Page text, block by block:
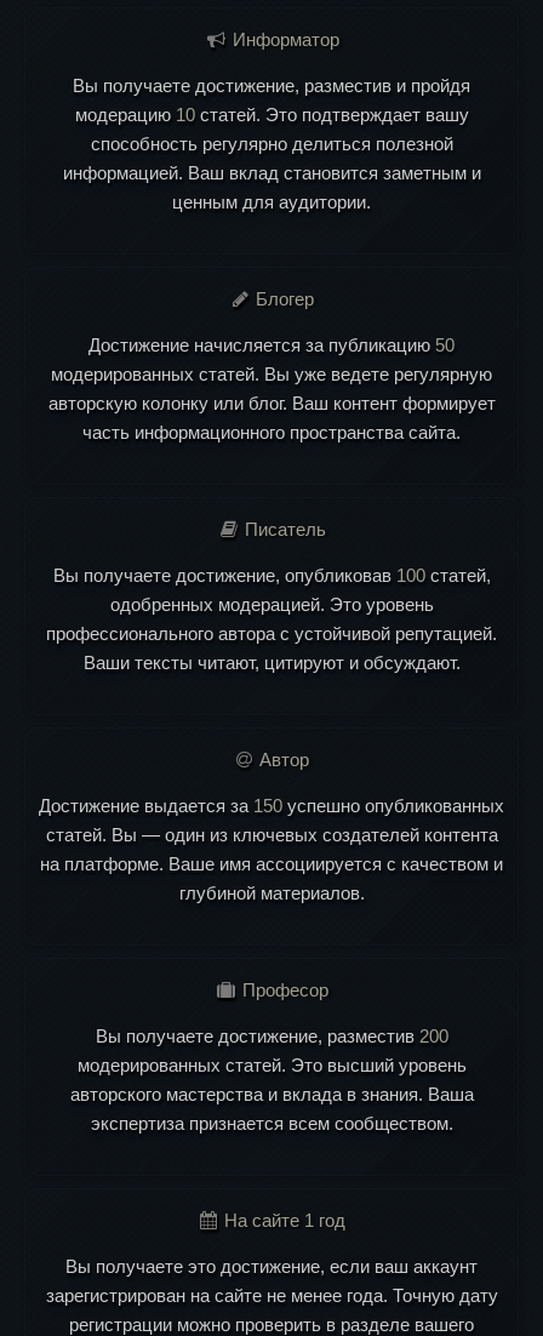
Информатор
Вы получаете достижение, разместив и пройдя
модерацию 10статей. Это подтверждает вашу
способность регулярно делиться полезной
информацией. Ваш вклад становится заметным и
ценным для аудитории.
Блогер
Достижение начисляется за публикацию 50
модерированных статей. Вы уже ведете регулярную
авторскую колонку или блог. Ваш контент формирует
часть информационного пространства сайта.
Писатель
Вы получаете достижение, опубликовав 100статей,
одобренных модерацией. Это уровень
профессионального автора с устойчивой репутацией.
Ваши тексты читают, цитируют и обсуждают.
Автор
Достижение выдается за 150 успешно опубликованных
статей. Вы — один из ключевых создателей контента
на платформе. Ваше имя ассоциируется с качеством и
глубиной материалов.
Професор
Вы получаете достижение, разместив 200
модерированных статей. Это высший уровень
авторского мастерства и вклада в знания. Ваша
экспертиза признается всем сообществом.
На сайте 1 год
Вы получаете это достижение, если ваш аккаунт
зарегистрирован на сайте не менее года. Точную дату
регистрации можно проверить в разделе вашего